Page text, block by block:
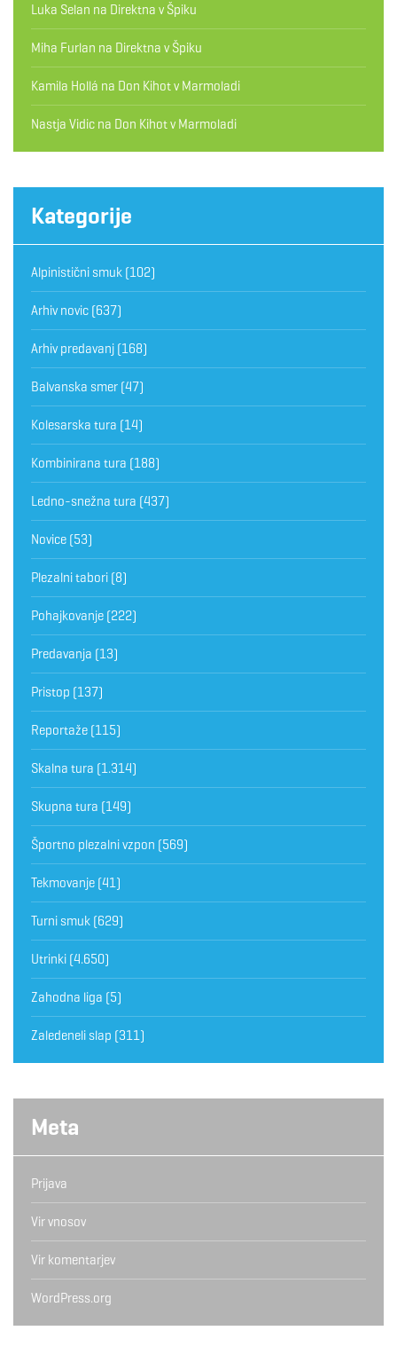
Luka Selan na Direktna v Špiku
Miha Furlan na Direktna v Špiku
Kamila Hollá na Don Kihot v Marmoladi
Nastja Vidic na Don Kihot v Marmoladi
Kategorije
Alpinistični smuk (102)
Arhiv novic (637)
Arhiv predavanj (168)
Balvanska smer (47)
Kolesarska tura (14)
Kombinirana tura (188)
Ledno-snežna tura (437)
Novice (53)
Plezalni tabori (8)
Pohajkovanje (222)
Predavanja (13)
Pristop (137)
Reportaže (115)
Skalna tura (1.314)
Skupna tura (149)
Športno plezalni vzpon (569)
Tekmovanje (41)
Turni smuk (629)
Utrinki (4.650)
Zahodna liga (5)
Zaledeneli slap (311)
Meta
Prijava
Vir vnosov
Vir komentarjev
WordPress.org